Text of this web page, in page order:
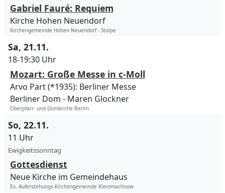
Gabriel Fauré: Requiem
Kirche Hohen Neuendorf
Kirchengemeinde Hohen Neuendorf - Stolpe
Sa, 21.11.
18-19:30 Uhr
Mozart: Große Messe in c-Moll
Arvo Pärt (*1935): Berliner Messe
Berliner Dom
Maren Glockner
Oberpfarr- und Domkirche Berlin
So, 22.11.
11 Uhr
Ewigkeitssonntag
Gottesdienst
Neue Kirche im Gemeindehaus
Ev. Auferstehungs-Kirchengemeinde Kleinmachnow